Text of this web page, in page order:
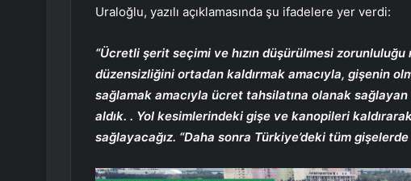
Uraloğlu, yazılı açıklamasında şu ifadelere yer verdi:
“Ücretli şerit seçimi ve hızın düşürülmesi
düzensizliğini ortadan kaldırmak amacıyla, gişenin
sağlamak amacıyla ücret tahsilatına olanak
aldık. . Yol kesimlerindeki gişe ve kanopileri
sağlayacağız. “Daha sonra Türkiye’deki tüm gişelerde